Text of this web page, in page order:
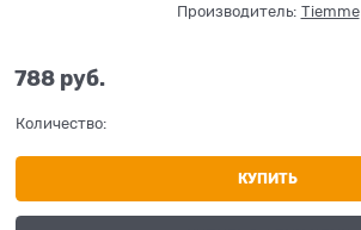
Производитель: Tiemme
788 руб.
Количество:
КУПИТЬ